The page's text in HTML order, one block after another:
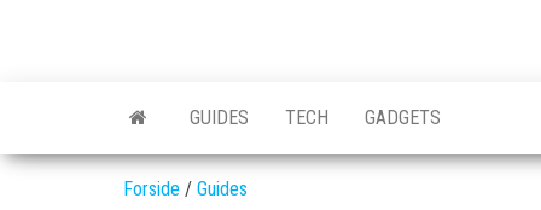
online.dk
GEAR
og
nyeste
GUIDES TECH GADGETS
Forside / Guides